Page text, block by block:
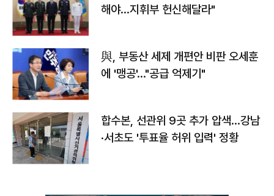
해야…지휘부 헌신해달라"
與, 부동산 세제 개편안 비판 오세훈
에 '맹공'…"공급 억제기"
합수본, 선관위 9곳 추가 압색…강남
·서초도 '투표율 허위 입력' 정황